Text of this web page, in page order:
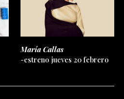
María Callas
-estreno jueves 20 febrero